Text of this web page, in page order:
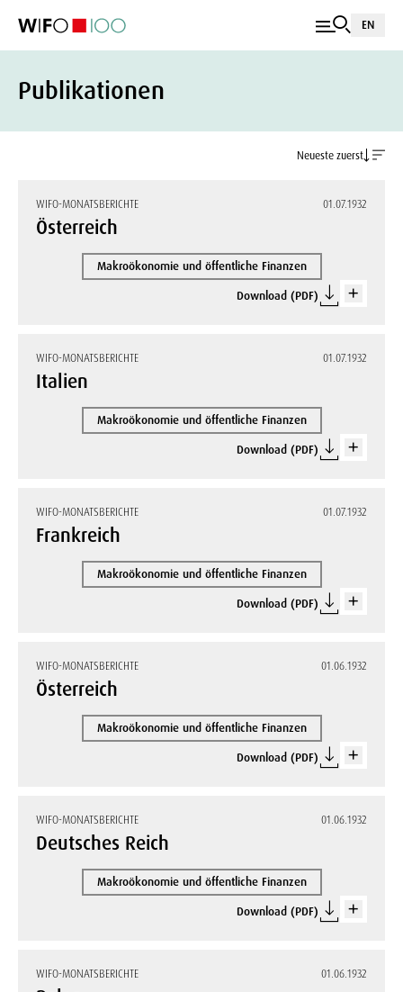
EN
Publikationen
Neueste zuerst
WIFO-MONATSBERICHTE 01.07.1932
Österreich
Makroökonomie und öffentliche Finanzen
Download (PDF)
WIFO-MONATSBERICHTE 01.07.1932
Italien
Makroökonomie und öffentliche Finanzen
Download (PDF)
WIFO-MONATSBERICHTE 01.07.1932
Frankreich
Makroökonomie und öffentliche Finanzen
Download (PDF)
WIFO-MONATSBERICHTE 01.06.1932
Österreich
Makroökonomie und öffentliche Finanzen
Download (PDF)
WIFO-MONATSBERICHTE 01.06.1932
Deutsches Reich
Makroökonomie und öffentliche Finanzen
Download (PDF)
WIFO-MONATSBERICHTE 01.06.1932